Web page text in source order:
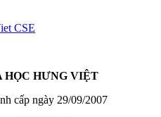
HỌC HƯNG VIỆT
cấp ngày 29/09/2007